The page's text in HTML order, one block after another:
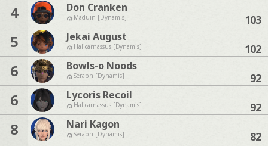
4 Don Cranken
Maduin [Dynamis] 103
5 Jekai August
Halicarnassus [Dynamis] 102
6 Bowls-o Noods
Seraph [Dynamis] 92
6 Lycoris Recoil
Halicarnassus [Dynamis] 92
8 Nari Kagon
Seraph [Dynamis] 82